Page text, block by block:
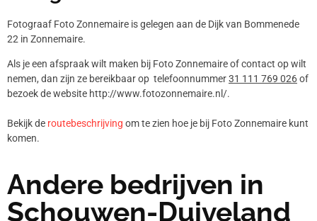
Fotograaf Foto Zonnemaire is gelegen aan de Dijk van Bommenede
22 in Zonnemaire.
Als je een afspraak wilt maken bij Foto Zonnemaire of contact op wilt
nemen, dan zijn ze bereikbaar op telefoonnummer31 111 769 026of
bezoek de website http://www.fotozonnemaire.nl/.
Bekijk de routebeschrijving om te zien hoe je bij Foto Zonnemaire kunt
komen.
Andere bedrijven in
Schouwen-Duiveland